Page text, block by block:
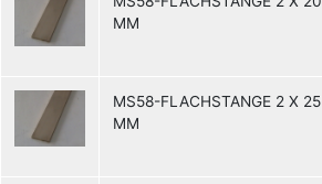
MM
MS58-FLACHSTANGE 2 X 25
MM